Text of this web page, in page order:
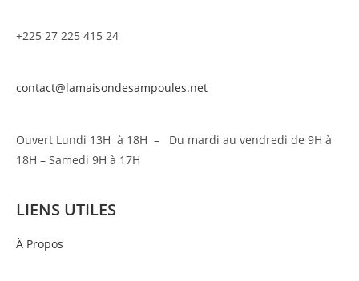
+225 27 225 415 24
contact@lamaisondesampoules.net
Ouvert Lundi 13H à 18H – Du mardi au vendredi de 9H à
18H – Samedi 9H à 17H
LIENS UTILES
À Propos